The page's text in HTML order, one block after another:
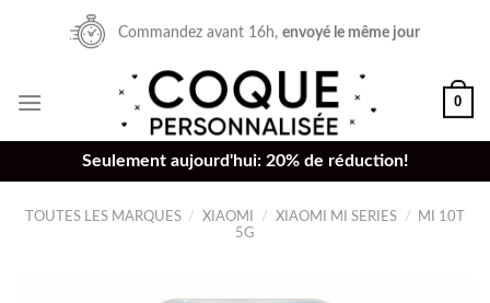
Commandez avant 16h,envoyé le même jour
0
Seulement aujourd'hui: 20% de réduction!
TOUTES LES MARQUES / XIAOMI / XIAOMI MI SERIES /
MI 10T
5G